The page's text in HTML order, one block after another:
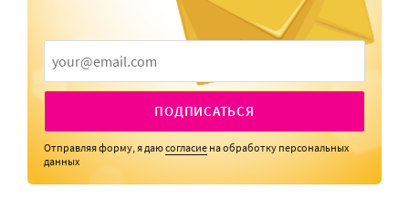
ПОДПИСАТЬСЯ
Отправляя форму, я даюсогласие на обработку персональных
данных